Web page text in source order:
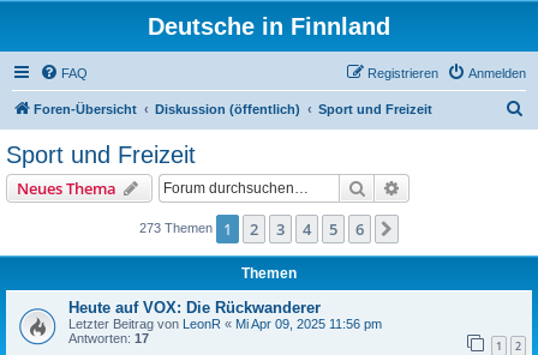
Deutsche in Finnland
FAQ Anmelden
Registrieren
Foren-Übersicht Diskussion (öffentlich) Sport und Freizeit
Sport und Freizeit
Neues Thema Suche
273 Themen 1 2 3 4 5 6
Themen
Heute auf VOX: Die Rückwanderer
Letzter Beitrag von LeonR « Mi Apr 09, 2025 11:56 pm
Antworten: 17 1 2